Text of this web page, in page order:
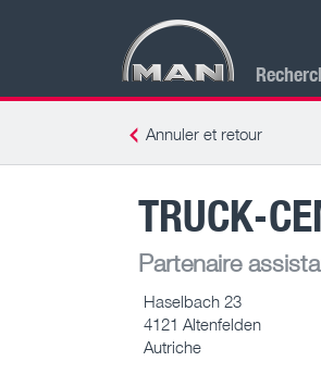
Annuler et retour
TRUCK-
Partenaire
Haselbach 23
4121 Altenfelden
Autriche